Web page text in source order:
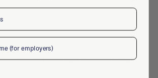
45, 3012 CA, Rotterdam